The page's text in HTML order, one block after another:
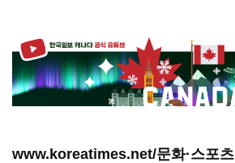
www.koreatimes.net/문화·스포츠